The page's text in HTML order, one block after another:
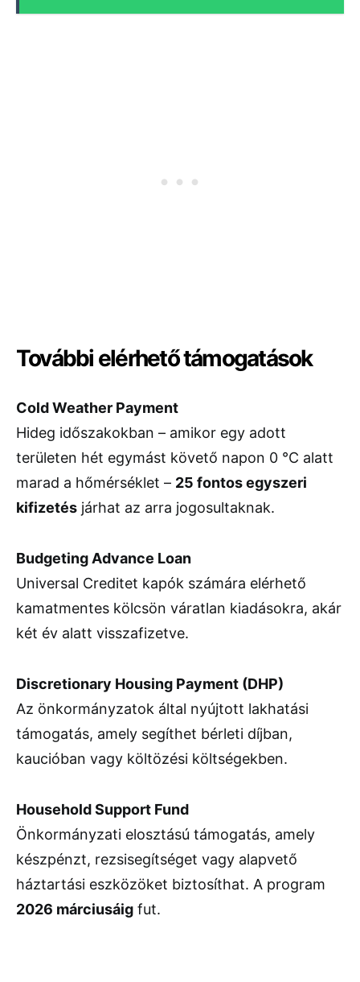
További elérhető támogatások
Cold Weather Payment
Hideg időszakokban – amikor egy adott
területen hét egymást követő napon 0 °C alatt
marad a hőmérséklet – 25 fontos egyszeri
kifizetés járhat az arra jogosultaknak.
Budgeting Advance Loan
Universal Creditet kapók számára elérhető
kamatmentes kölcsön váratlan kiadásokra, akár
két év alatt visszafizetve.
Discretionary Housing Payment (DHP)
Az önkormányzatok által nyújtott lakhatási
támogatás, amely segíthet bérleti díjban,
kaucióban vagy költözési költségekben.
Household Support Fund
Önkormányzati elosztású támogatás, amely
készpénzt, rezsisegítséget vagy alapvető
háztartási eszközöket biztosíthat. A program
2026 márciusáig fut.